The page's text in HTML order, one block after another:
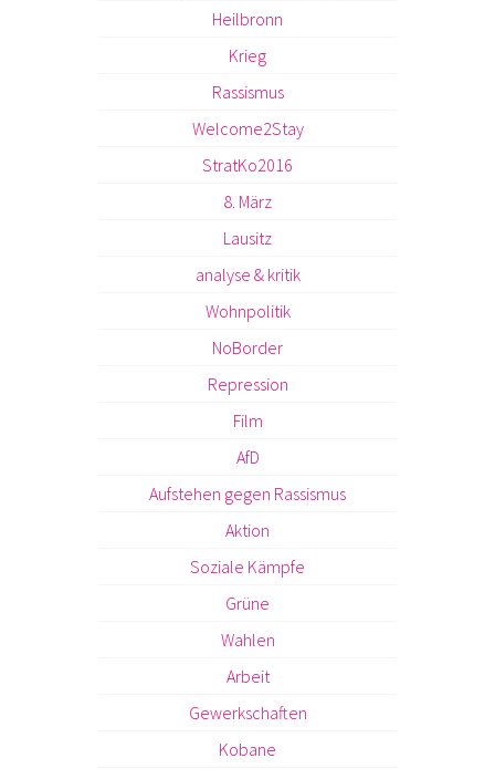
Heilbronn
Krieg
Rassismus
Welcome2Stay
StratKo2016
8. März
Lausitz
analyse & kritik
Wohnpolitik
NoBorder
Repression
Film
AfD
Aufstehen gegen Rassismus
Aktion
Soziale Kämpfe
Grüne
Wahlen
Arbeit
Gewerkschaften
Kobane